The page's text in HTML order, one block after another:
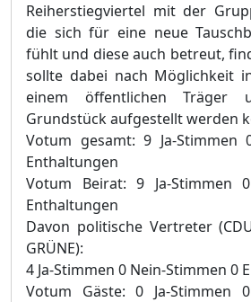
Reiherstiegviertel mit der
die sich für eine neue
fühlt und diese auch betreut,
sollte dabei nach Möglichkeit
einem öffentlichen Träger
Grundstück aufgestellt werden
Votum gesamt: 9 Ja-Stimmen
Enthaltungen
Votum Beirat: 9 Ja-Stimmen
Enthaltungen
Davon politische Vertreter
GRÜNE):
4 Ja-Stimmen 0 Nein-Stimmen 0
Votum Gäste: 0 Ja-Stimmen